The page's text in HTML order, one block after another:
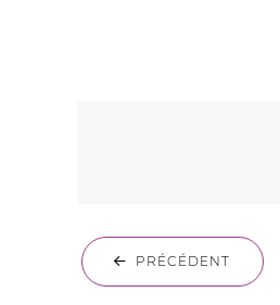
PRÉCÉDENT